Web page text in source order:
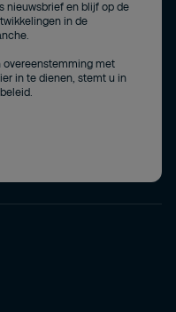
nieuwsbrief en blijf op de
in de
overeenstemming met
in te dienen, stemt u in